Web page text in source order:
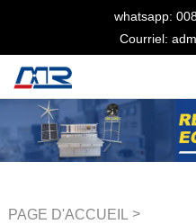
whatsapp:
Courriel:
PAGE D'ACCUEIL >